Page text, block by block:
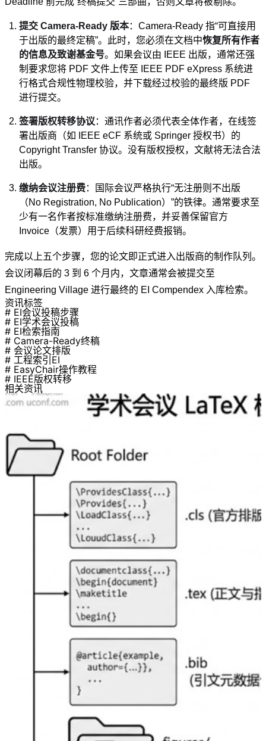
提交 Camera-Ready 版本：Camera-Ready 指“可直接用
于出版的最终定稿”。此时，您必须在文档中恢复所有作者
的信息及致谢基金号。如果会议由 IEEE 出版，通常还强
制要求您将 PDF 文件上传至 IEEE PDF eXpress 系统进
行格式合规性物理校验，并下载经过校验的最终版 PDF
进行提交。
签署版权转移协议 ：通讯作者必须代表全体作者，在线签
署出版商（如 IEEE eCF 系统或 Springer 授权书）的
Copyright Transfer 协议。没有版权授权，文献将无法合法
出版。
缴纳会议注册费：国际会议严格执行“无注册则不出版
（No Registration, No Publication）”的铁律。通常要求至
少有一名作者按标准缴纳注册费，并妥善保留官方
Invoice（发票）用于后续科研经费报销。
完成以上五个步骤，您的论文即正式进入出版商的制作队列。
会议闭幕后的 3 到 6 个月内，文章通常会被提交至
Engineering Village 进行最终的 EI Compendex 入库检索。
资讯标签
# EI会议投稿步骤
# EI学术会议投稿
# EI检索指南
# Camera-Ready终稿
# 会议论文排版
# 工程索引EI
# EasyChair操作教程
# IEEE版权转移
相关资讯